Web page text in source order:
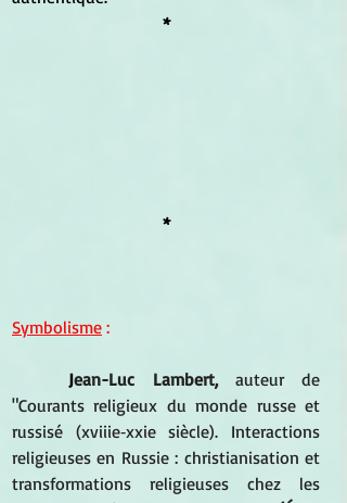
*
*
Symbolisme :
Jean-Luc Lambert, auteur de
"Courants religieux du monde russe et
russisé (xviiie‑xxie siècle). Interactions
religieuses en Russie : christianisation et
transformations religieuses chez les